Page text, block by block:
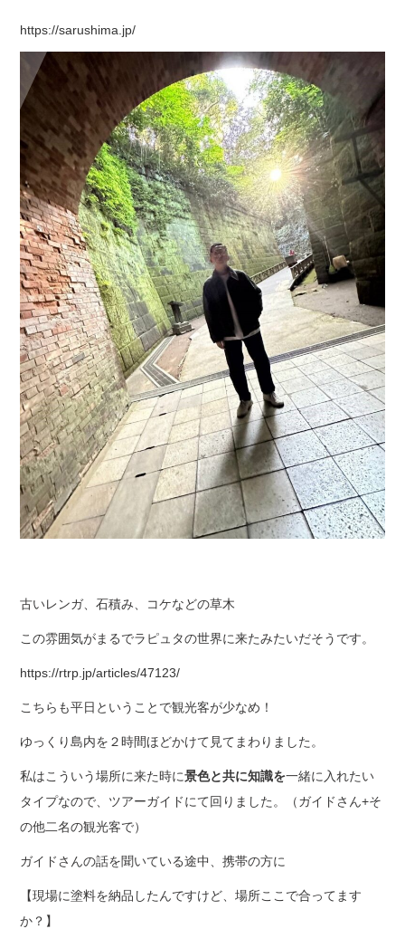
https://sarushima.jp/
古いレンガ、石積み、コケなどの草木
この雰囲気がまるでラピュタの世界に来たみたいだそうです。
https://rtrp.jp/articles/47123/
こちらも平日ということで観光客が少なめ！
ゆっくり島内を２時間ほどかけて見てまわりました。
私はこういう場所に来た時に景色と共に知識を一緒に入れたい
タイプなので、ツアーガイドにて回りました。（ガイドさん+そ
の他二名の観光客で）
ガイドさんの話を聞いている途中、携帯の方に
【現場に塗料を納品したんですけど、場所ここで合ってます
か？】